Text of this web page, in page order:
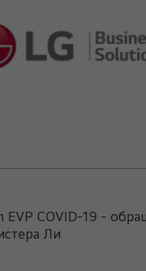
EVP COVID-19 -
Ли